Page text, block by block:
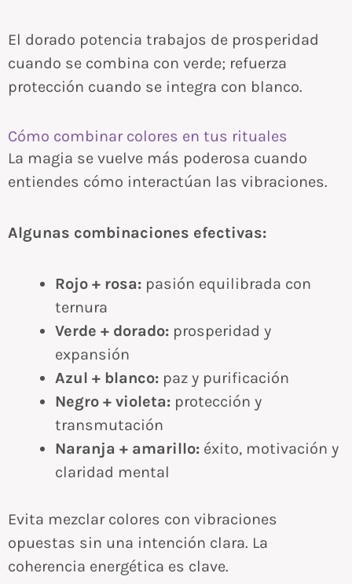
El dorado potencia trabajos de prosperidad
cuando se combina con verde; refuerza
protección cuando se integra con blanco.
Cómo combinar colores en tus rituales
La magia se vuelve más poderosa cuando
entiendes cómo interactúan las vibraciones.
Algunas combinaciones efectivas:
Rojo + rosa: pasión equilibrada con
ternura
Verde + dorado: prosperidad y
expansión
Azul + blanco: paz y purificación
Negro + violeta: protección y
transmutación
Naranja + amarillo: éxito, motivación y
claridad mental
Evita mezclar colores con vibraciones
opuestas sin una intención clara. La
coherencia energética es clave.